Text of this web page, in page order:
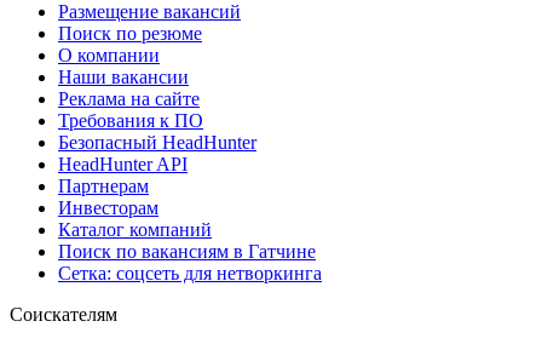
Размещение вакансий
Поиск по резюме
О компании
Наши вакансии
Реклама на сайте
Требования к ПО
Безопасный HeadHunter
HeadHunter API
Партнерам
Инвесторам
Каталог компаний
Поиск по вакансиям в Гатчине
Сетка: соцсеть для нетворкинга
Соискателям